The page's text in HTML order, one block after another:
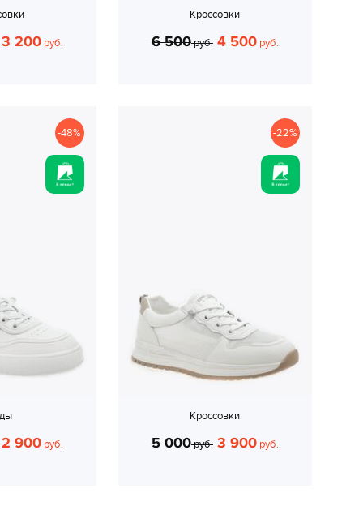
3 200руб.
Кроссовки
6 500руб. 4 500руб.
-48%
2 900руб.
-22%
Кроссовки
5 000руб. 3 900руб.